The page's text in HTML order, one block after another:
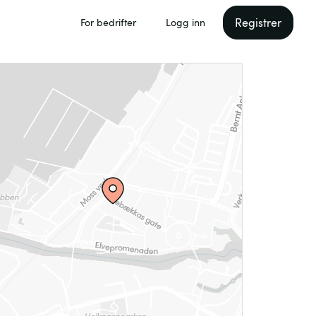
For bedrifter Logg inn Registrer